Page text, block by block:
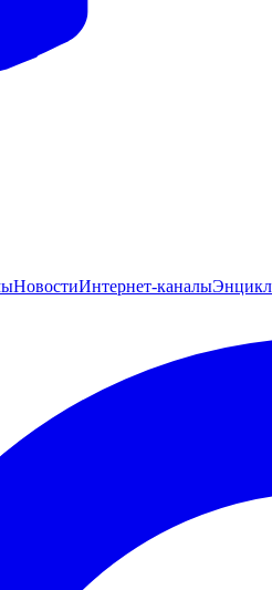
НовостиИнтернет-каналы